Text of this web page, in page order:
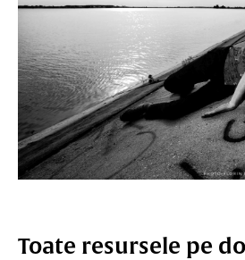
Toate resursele pe